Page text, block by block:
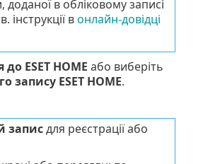
в обліковому записі
інструкції вонлайн-довідці
ESET HOME або виберіть
запису ESET HOME.
записдля реєстрації або